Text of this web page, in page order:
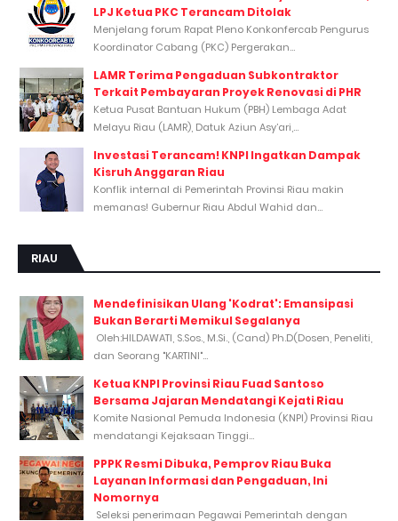
LPJ Ketua PKC Terancam Ditolak
Menjelang forum Rapat Pleno Konkonfercab Pengurus
Koordinator Cabang (PKC) Pergerakan...
LAMR Terima Pengaduan Subkontraktor
Terkait Pembayaran Proyek Renovasi di PHR
Ketua Pusat Bantuan Hukum (PBH) Lembaga Adat
Melayu Riau (LAMR), Datuk Aziun Asy’ari,...
Investasi Terancam! KNPI Ingatkan Dampak
Kisruh Anggaran Riau
Konflik internal di Pemerintah Provinsi Riau makin
memanas! Gubernur Riau Abdul Wahid dan...
RIAU
Mendefinisikan Ulang 'Kodrat': Emansipasi
Bukan Berarti Memikul Segalanya
Oleh:HILDAWATI, S.Sos., M.Si., (Cand) Ph.D(Dosen, Peneliti,
dan Seorang "KARTINI"...
Ketua KNPI Provinsi Riau Fuad Santoso
Bersama Jajaran Mendatangi Kejati Riau
Komite Nasional Pemuda Indonesia (KNPI) Provinsi Riau
mendatangi Kejaksaan Tinggi...
PPPK Resmi Dibuka, Pemprov Riau Buka
Layanan Informasi dan Pengaduan, Ini
Nomornya
Seleksi penerimaan Pegawai Pemerintah dengan